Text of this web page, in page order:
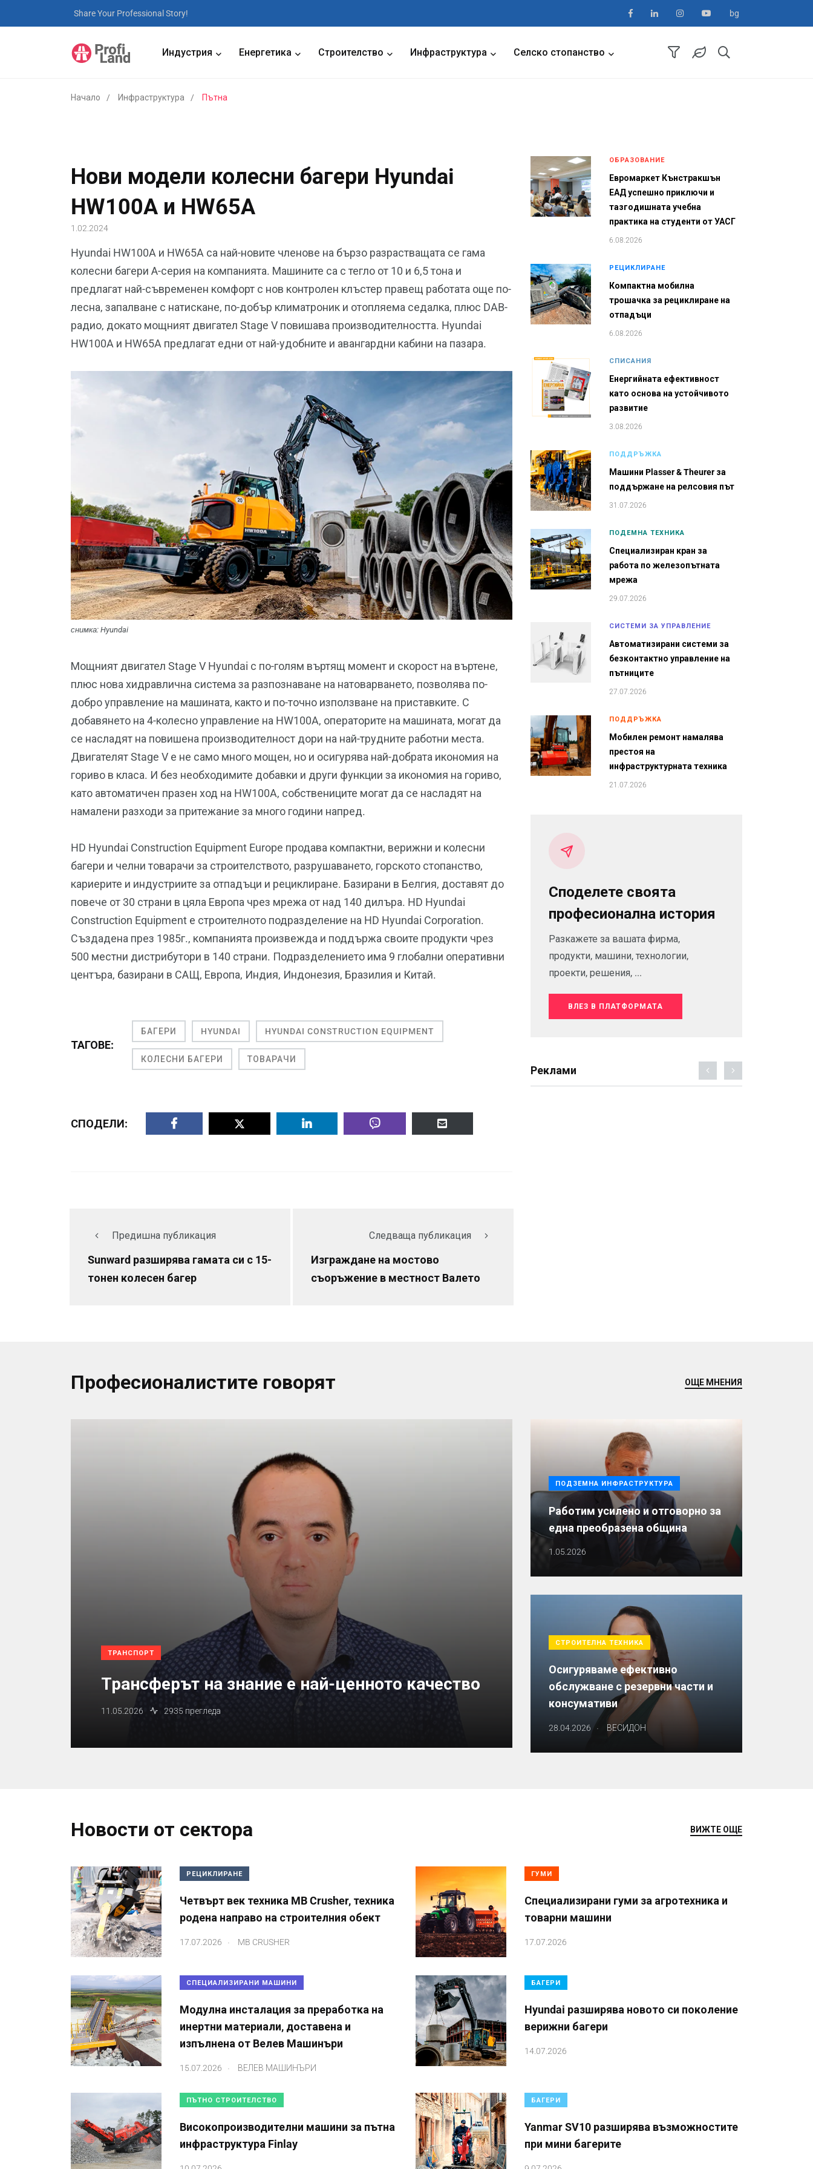
Share Your Professional Story! bg
Индустрия Енергетика Строителство Инфраструктура Селско стопанство
Начало Инфраструктура Пътна
Нови модели колесни багери Hyundai
HW100A и HW65A
1.02.2024
Hyundai HW100A и HW65A са най-новите членове на бързо разрастващата се гама
колесни багери А-серия на компанията. Машините са с тегло от 10 и 6,5 тона и
предлагат най-съвременен комфорт с нов контролен клъстер правещ работата още по-
лесна, запалване с натискане, по-добър климатроник и отопляема седалка, плюс DAB-
радио, докато мощният двигател Stage V повишава производителността. Hyundai
HW100A и HW65A предлагат едни от най-удобните и авангардни кабини на пазара.
снимка: Hyundai
Мощният двигател Stage V Hyundai с по-голям въртящ момент и скорост на въртене,
плюс нова хидравлична система за разпознаване на натоварването, позволява по-
добро управление на машината, както и по-точно използване на приставките. С
добавянето на 4-колесно управление на HW100A, операторите на машината, могат да
се насладят на повишена производителност дори на най-трудните работни места.
Двигателят Stage V е не само много мощен, но и осигурява най-добрата икономия на
гориво в класа. И без необходимите добавки и други функции за икономия на гориво,
като автоматичен празен ход на HW100A, собствениците могат да се насладят на
намалени разходи за притежание за много години напред.
HD Hyundai Construction Equipment Europe продава компактни, верижни и колесни
багери и челни товарачи за строителството, разрушаването, горското стопанство,
кариерите и индустриите за отпадъци и рециклиране. Базирани в Белгия, доставят до
повече от 30 страни в цяла Европа чрез мрежа от над 140 дилъра. HD Hyundai
Construction Equipment е строителното подразделение на HD Hyundai Corporation.
Създадена през 1985г., компанията произвежда и поддържа своите продукти чрез
500 местни дистрибутори в 140 страни. Подразделението има 9 глобални оперативни
центъра, базирани в САЩ, Европа, Индия, Индонезия, Бразилия и Китай.
ТАГОВЕ:
БАГЕРИ HYUNDAI HYUNDAI CONSTRUCTION EQUIPMENT
КОЛЕСНИ БАГЕРИ ТОВАРАЧИ
СПОДЕЛИ:
Предишна публикация
Sunward разширява гамата си с 15-
тонен колесен багер
Следваща публикация
Изграждане на мостово
съоръжение в местност Валето
ОБРАЗОВАНИЕ
Евромаркет Кънстракшън
ЕАД успешно приключи и
тазгодишната учебна
практика на студенти от УАСГ
6.08.2026
РЕЦИКЛИРАНЕ
Компактна мобилна
трошачка за рециклиране на
отпадъци
6.08.2026
СПИСАНИЯ
Енергийната ефективност
като основа на устойчивото
развитие
3.08.2026
ПОДДРЪЖКА
Машини Plasser & Theurer за
поддържане на релсовия път
31.07.2026
ПОДЕМНА ТЕХНИКА
Специализиран кран за
работа по железопътната
мрежа
29.07.2026
СИСТЕМИ ЗА УПРАВЛЕНИЕ
Автоматизирани системи за
безконтактно управление на
пътниците
27.07.2026
ПОДДРЪЖКА
Мобилен ремонт намалява
престоя на
инфраструктурната техника
21.07.2026
Споделете своята
професионална история
Разкажете за вашата фирма,
продукти, машини, технологии,
проекти, решения, ...
ВЛЕЗ В ПЛАТФОРМАТА
Реклами
Професионалистите говорят ОЩЕ МНЕНИЯ
ТРАНСПОРТ
Трансферът на знание е най-ценното качество
11.05.2026 2935 прегледа
ПОДЗЕМНА ИНФРАСТРУКТУРА
Работим усилено и отговорно за
една преобразена община
1.05.2026
СТРОИТЕЛНА ТЕХНИКА
Осигуряваме ефективно
обслужване с резервни части и
консумативи
28.04.2026 ВЕСИДОН
Новости от сектора ВИЖТЕ ОЩЕ
РЕЦИКЛИРАНЕ
Четвърт век техника MB Crusher, техника
родена направо на строителния обект
17.07.2026 MB CRUSHER
ГУМИ
Специализирани гуми за агротехника и
товарни машини
17.07.2026
СПЕЦИАЛИЗИРАНИ МАШИНИ
Модулна инсталация за преработка на
инертни материали, доставена и
изпълнена от Велев Машинъри
15.07.2026 ВЕЛЕВ МАШИНЪРИ
БАГЕРИ
Hyundai разширява новото си поколение
верижни багери
14.07.2026
ПЪТНО СТРОИТЕЛСТВО
Високопроизводителни машини за пътна
инфраструктура Finlay
БАГЕРИ
Yanmar SV10 разширява възможностите
при мини багерите